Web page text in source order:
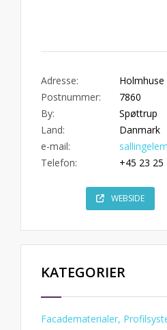
Adresse:
Holmhuse
Postnummer:
7860
By:
Spøttrup
Land:
Danmark
e-mail:
Telefon:
+45 23 25
WEBSIDE
KATEGORIER
Facadematerialer,